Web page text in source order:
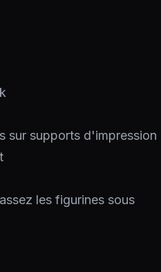
sur supports d'impression
les figurines sous